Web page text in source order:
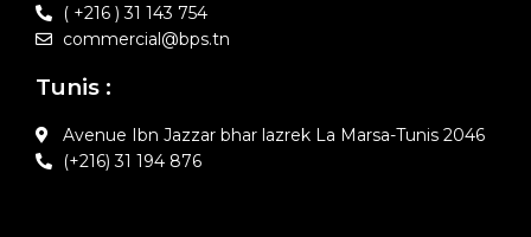
( +216 ) 31 143 754
commercial@bps.tn
Tunis :
Avenue Ibn Jazzar bhar lazrek La Marsa-Tunis 2046
(+216) 31 194 876